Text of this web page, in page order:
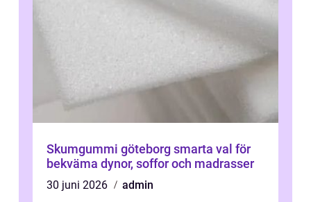
Skumgummi göteborg smarta val för
bekväma dynor, soffor och madrasser
30 juni 2026
admin